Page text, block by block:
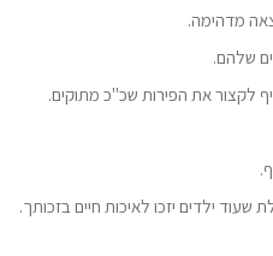
מדהימה.
שלהם.
לקצור את הפירות שכ"כ מתוקים.
.
ילדים יזכו לאיכות חיים בזכותך.